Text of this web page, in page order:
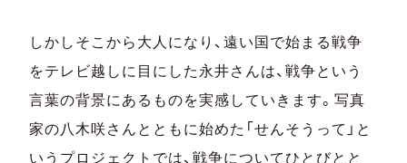
しかしそこから大人になり、遠い国で始まる戦争
をテレビ越しに目にした永井さんは、戦争という
言葉の背景にあるものを実感していきます。写真
家の八木咲さんとともに始めた「せんそうって」と
いうプロジェクトでは、戦争についてひとびとと